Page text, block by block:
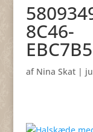
8C46-
af Nina Skat|